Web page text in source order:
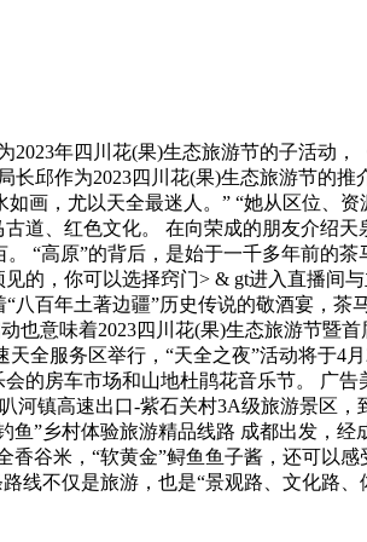
年四川花(果)生态旅游节的子活动，
邱作为2023四川花(果)生态旅游节的推
画，尤以天全最迷人。” “她从区位、资
道、红色文化。 在向荣成的朋友介绍天
“高原”的背后，是始于一千多年前的
的，你可以选择窍门> & gt进入直播间
八百年土著边疆”历史传说的敬酒宴，茶
也意味着2023四川花(果)生态旅游节暨首
全服务区举行，“天全之夜”活动将于4
的房车市场和山地杜鹃花音乐节。 广告
河镇高速出口-紫石关村3A级旅游景区，
”乡村体验旅游精品线路 成都出发，经
谷米，“软黄金”鲟鱼鱼子酱，还可以感
线不仅是旅游，也是“景观路、文化路、